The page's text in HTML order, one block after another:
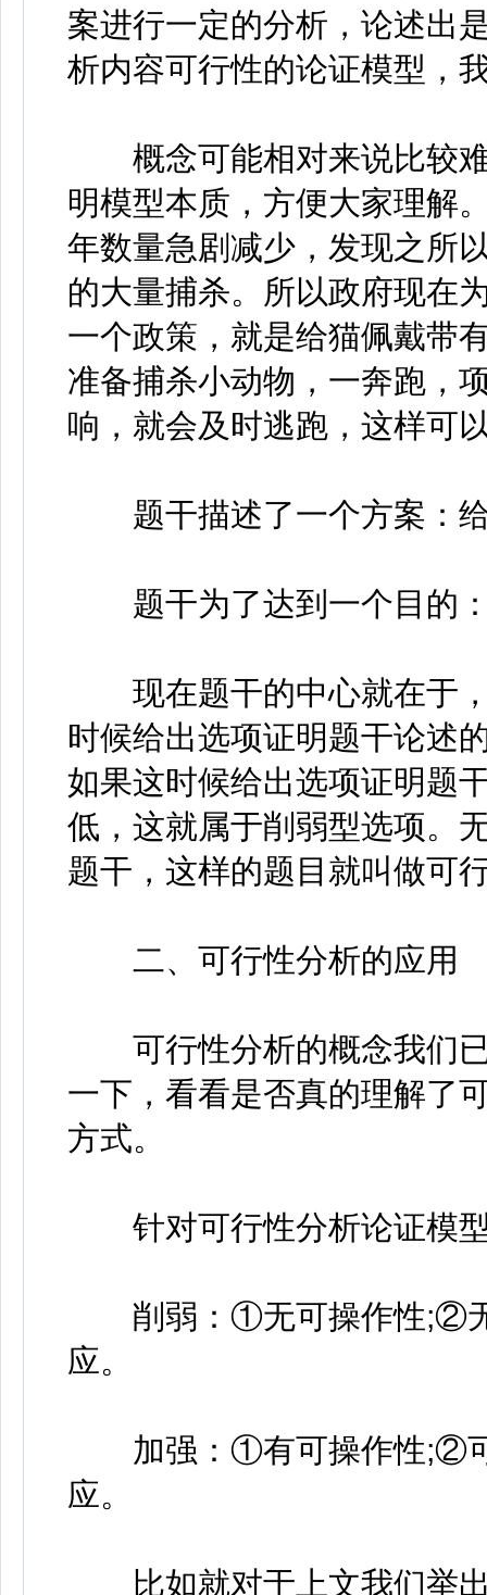
案进行一定的分析，论述出
析内容可行性的论证模型，
概念可能相对来说比较难
明模型本质，方便大家理解
年数量急剧减少，发现之所
的大量捕杀。所以政府现在
一个政策，就是给猫佩戴带
准备捕杀小动物，一奔跑，
响，就会及时逃跑，这样可
题干描述了一个方案：给
题干为了达到一个目的：
现在题干的中心就在于，
时候给出选项证明题干论述
如果这时候给出选项证明题
低，这就属于削弱型选项。
题干，这样的题目就叫做可
二、可行性分析的应用
可行性分析的概念我们已
一下，看看是否真的理解了
方式。
针对可行性分析论证模型
削弱：①无可操作性;②无
应。
加强：①有可操作性;②可
应。
比如就对于上文我们举出